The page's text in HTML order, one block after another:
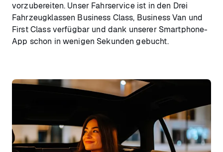
vorzubereiten. Unser Fahrservice ist in den Drei
Fahrzeugklassen Business Class, Business Van und
First Class verfügbar und dank unserer Smartphone-
App schon in wenigen Sekunden gebucht.